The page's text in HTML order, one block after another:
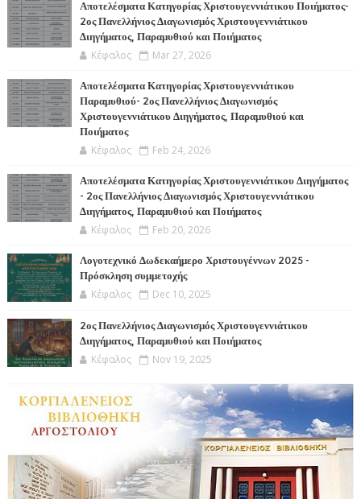
Αποτελέσματα Κατηγορίας Χριστουγεννιάτικου Ποιήματος-
2ος Πανελλήνιος Διαγωνισμός Χριστουγεννιάτικου
Διηγήματος, Παραμυθιού και Ποιήματος
Κέφαλος Mar 27, 2026
Αποτελέσματα Κατηγορίας Χριστουγεννιάτικου
Παραμυθιού- 2ος Πανελλήνιος Διαγωνισμός
Χριστουγεννιάτικου Διηγήματος, Παραμυθιού και
Ποιήματος
Κέφαλος Feb 24, 2026
Αποτελέσματα Κατηγορίας Χριστουγεννιάτικου Διηγήματος
- 2ος Πανελλήνιος Διαγωνισμός Χριστουγεννιάτικου
Διηγήματος, Παραμυθιού και Ποιήματος
Κέφαλος Feb 20, 2026
Λογοτεχνικό Δωδεκαήμερο Χριστουγέννων 2025 -
Πρόσκληση συμμετοχής
Κέφαλος Dec 10, 2025
2ος Πανελλήνιος Διαγωνισμός Χριστουγεννιάτικου
Διηγήματος, Παραμυθιού και Ποιήματος
Κέφαλος Nov 19, 2025